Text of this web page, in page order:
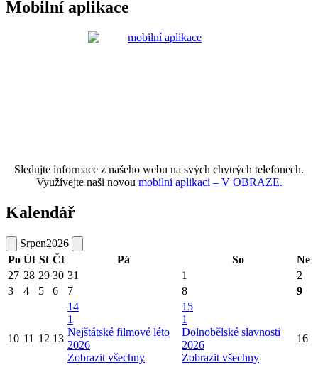
Mobilní aplikace
Sledujte informace z našeho webu na svých chytrých telefonech.
Využívejte naši novou mobilní aplikaci – V OBRAZE.
Kalendář
Srpen2026
Po Út St Čt Pá So
Ne
27 28 29 30 31 1
2
3
4 5 6 7 8 9
10 11 12 13
14
1
Nejštátské filmové léto
2026
Zobrazit všechny
15
1
Dolnobělské slavnosti
2026
Zobrazit všechny
16